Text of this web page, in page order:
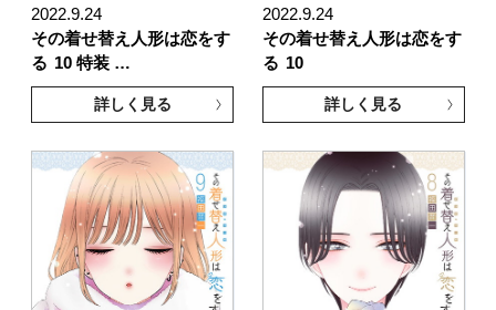
2022.9.24
その着せ替え人形は恋をす
る 10 特装 …
詳しく見る
2022.9.24
その着せ替え人形は恋をす
る 10
詳しく見る